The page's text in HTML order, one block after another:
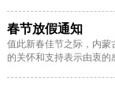
春节放假通知
值此新春佳节之际，内蒙
的关怀和支持表示由衷的